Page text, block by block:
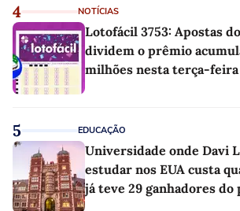
4 NOTÍCIAS
Lotofácil 3753: Apostas
dividem o prêmio
milhões nesta terça-feira
5 EDUCAÇÃO
Universidade onde Davi
estudar nos EUA custa
já teve 29 ganhadores